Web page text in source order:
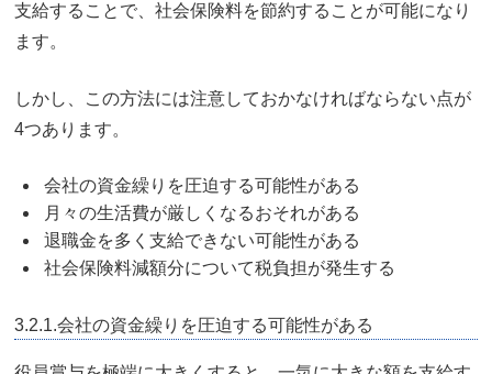
支給することで、社会保険料を節約することが可能になり
ます。
しかし、この方法には注意しておかなければならない点が
4つあります。
会社の資金繰りを圧迫する可能性がある
月々の生活費が厳しくなるおそれがある
退職金を多く支給できない可能性がある
社会保険料減額分について税負担が発生する
3.2.1.会社の資金繰りを圧迫する可能性がある